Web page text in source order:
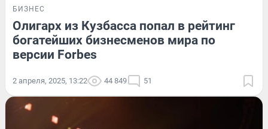
БИЗНЕС
Олигарх из Кузбасса попал в рейтинг
богатейших бизнесменов мира по
версии Forbes
2 апреля, 2025, 13:22 44 849 51